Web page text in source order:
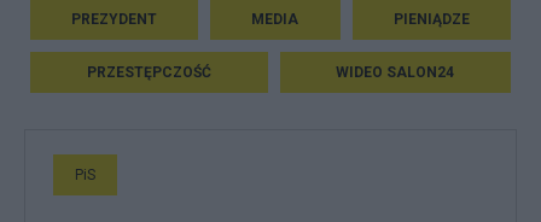
PREZYDENT MEDIA PIENIĄDZE
PRZESTĘPCZOŚĆ WIDEO SALON24
PiS